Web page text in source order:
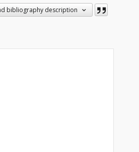
bibliography description